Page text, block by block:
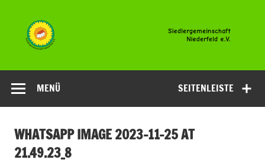
springen
Niederfeld
SEITENLEISTE
MENÜ
WHATSAPP IMAGE 2023-11-25 AT
21.49.23_8